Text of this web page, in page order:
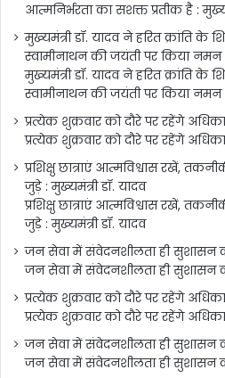
आत्मनिर्भरता का सशक्त प्रतीक है :
मुख्यमंत्री डॉ. यादव ने हरित क्रांति के
स्वामीनाथन की जयंती पर किया नमन
मुख्यमंत्री डॉ. यादव ने हरित क्रांति के
स्वामीनाथन की जयंती पर किया नमन
प्रत्येक शुक्रवार को दौरे पर रहेंगे
प्रत्येक शुक्रवार को दौरे पर रहेंगे
प्रशिक्षु छात्राएं आत्मविश्वास रखें,
जुड़े : मुख्यमंत्री डॉ. यादव
प्रशिक्षु छात्राएं आत्मविश्वास रखें,
जुड़े : मुख्यमंत्री डॉ. यादव
जन सेवा में संवेदनशीलता ही सुशासन
जन सेवा में संवेदनशीलता ही सुशासन
प्रत्येक शुक्रवार को दौरे पर रहेंगे
प्रत्येक शुक्रवार को दौरे पर रहेंगे
जन सेवा में संवेदनशीलता ही सुशासन
जन सेवा में संवेदनशीलता ही सुशासन